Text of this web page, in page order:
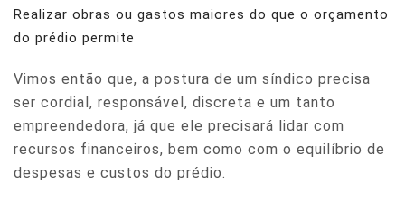
Realizar obras ou gastos maiores do que o orçamento
do prédio permite
Vimos então que, a postura de um síndico precisa
ser cordial, responsável, discreta e um tanto
empreendedora, já que ele precisará lidar com
recursos financeiros, bem como com o equilíbrio de
despesas e custos do prédio.